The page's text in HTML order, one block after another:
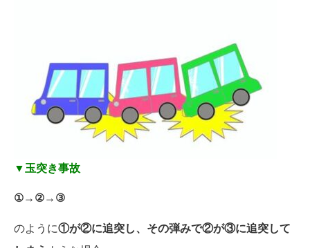
▼玉突き事故
①→②→③
のように①が②に追突し、その弾みで②が③に追突して